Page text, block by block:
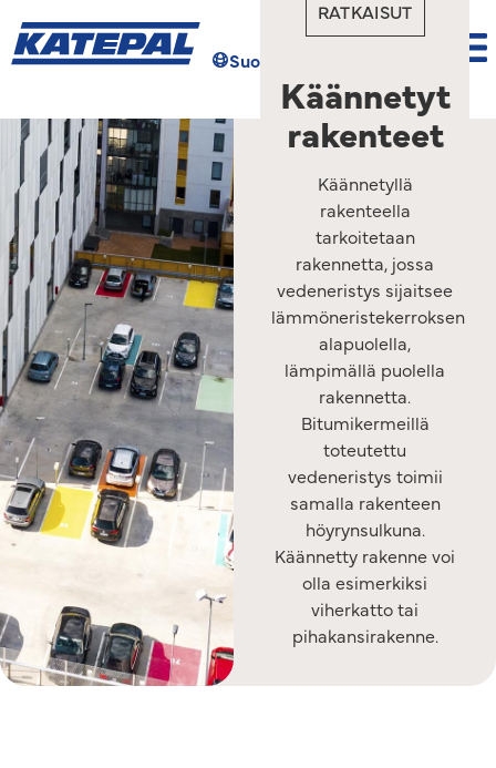
Suomi
RATKAISUT
Käännetyt
rakenteet
Käännetyllä
rakenteella
tarkoitetaan
rakennetta, jossa
vedeneristys sijaitsee
lämmöneristekerroksen
alapuolella,
lämpimällä puolella
rakennetta.
Bitumikermeillä
toteutettu
vedeneristys toimii
samalla rakenteen
höyrynsulkuna.
Käännetty rakenne voi
olla esimerkiksi
viherkatto tai
pihakansirakenne.